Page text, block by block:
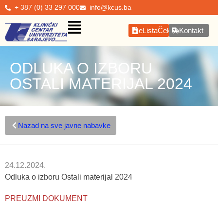
+ 387 (0) 33 297 000 info@kcus.ba
eListaČekanjaKontakt
ODLUKA O IZBORU
OSTALI MATERIJAL 2024
Nazad na sve javne nabavke
24.12.2024.
Odluka o izboru Ostali materijal 2024
PREUZMI DOKUMENT